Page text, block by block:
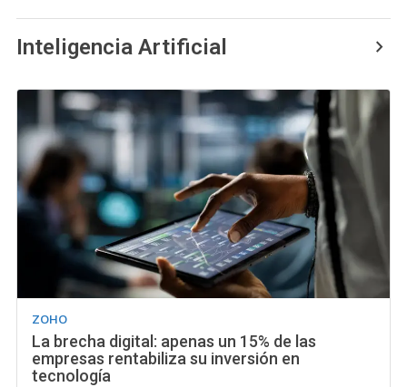
Inteligencia Artificial
ZOHO
La brecha digital: apenas un 15% de las
empresas rentabiliza su inversión en
tecnología